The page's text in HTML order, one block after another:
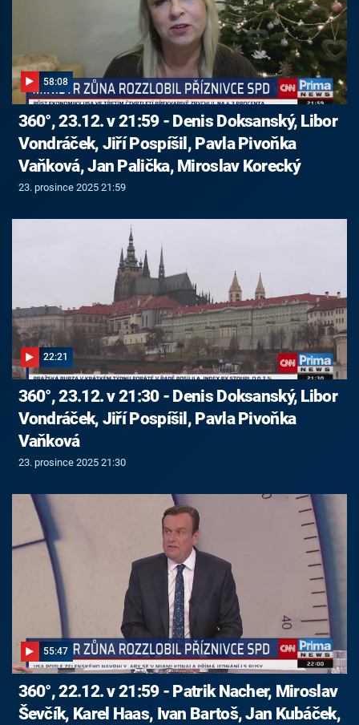
58:08
360°, 23.12. v 21:59 - Denis Doksanský, Libor
Vondráček, Jiří Pospíšil, Pavla Pivoňka
Vaňková, Jan Palička, Miroslav Korecký
23. prosince 2025 21:59
22:21
360°, 23.12. v 21:30 - Denis Doksanský, Libor
Vondráček, Jiří Pospíšil, Pavla Pivoňka
Vaňková
23. prosince 2025 21:30
55:47
360°, 22.12. v 21:59 - Patrik Nacher, Miroslav
Ševčík, Karel Haas, Ivan Bartoš, Jan Kubáček,